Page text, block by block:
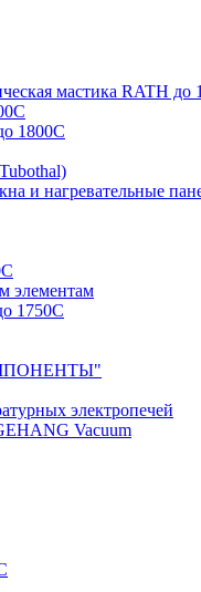
мастика RATH до
1800С
и нагревательные
элементам
1750С
электропечей
Vacuum